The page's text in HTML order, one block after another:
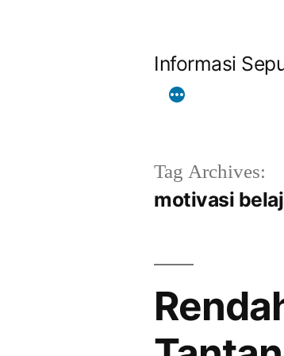
Informasi
Tag Archives:
motivasi